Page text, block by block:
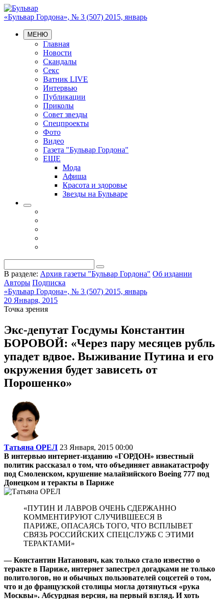
«Бульвар Гордона», № 3 (507) 2015, январь
МЕНЮ
Главная
Новости
Скандалы
Секс
Ватник LIVE
Интервью
Публикации
Приколы
Совет звезды
Спецпроекты
Фото
Видео
Газета "Бульвар Гордона"
ЕЩЕ
Мода
Афиша
Красота и здоровье
Звезды на Бульваре
В разделе: Архив газеты "Бульвар Гордона" Об издании
Авторы Подписка
«Бульвар Гордона», № 3 (507) 2015, январь
20 Января, 2015
Точка зрения
Экс-депутат Госдумы Константин
БОРОВОЙ: «Через пару месяцев рубль
упадет вдвое. Выживание Путина и его
окружения будет зависеть от
Порошенко»
Татьяна ОРЕЛ 23 Января, 2015 00:00
В интервью интернет-изданию «ГОРДОН» известный
политик рассказал о том, что объединяет авиакатастрофу
под Смоленском, крушение малайзийского Boeing 777 под
Донецком и теракты в Париже
«ПУТИН И ЛАВРОВ ОЧЕНЬ СДЕРЖАННО
КОММЕНТИРУЮТ СЛУЧИВШЕЕСЯ В
ПАРИЖЕ, ОПАСАЯСЬ ТОГО, ЧТО ВСПЛЫВЕТ
СВЯЗЬ РОССИЙСКИХ СПЕЦСЛУЖБ С ЭТИМИ
ТЕРАКТАМИ»
— Константин Натанович, как только стало известно о
теракте в Париже, интернет запестрел догадками не только
политологов, но и обычных пользователей соцсетей о том,
что и до французской столицы могла дотянуться «рука
Москвы». Абсурдная версия, на первый взгляд. И хоть